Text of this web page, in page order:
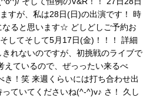
すが、私は28日(日)の出演です！ 時
なると思います☆ どしどしご予約お
してそして5月17日(金)！！！ 詳細
れないのですが、初挑戦のライブで
えているので、ぜっったい来るべ
き！笑 来週くらいには打ち合わせ出
ていてくださいね(^-^)v♪ さ！ 久し